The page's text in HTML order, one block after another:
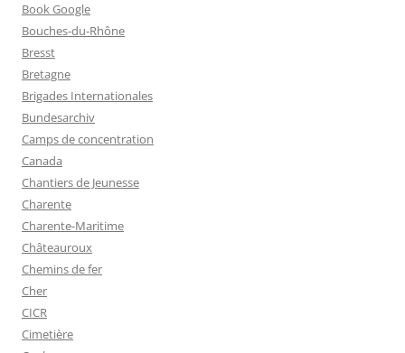
Book Google
Bouches-du-Rhône
Bresst
Bretagne
Brigades Internationales
Bundesarchiv
Camps de concentration
Canada
Chantiers de Jeunesse
Charente
Charente-Maritime
Châteauroux
Chemins de fer
Cher
CICR
Cimetière